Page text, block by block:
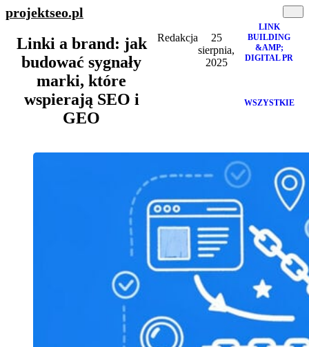
projektseo.pl
Linki a brand: jak
budować sygnały
marki, które
wspierają SEO i
GEO
Redakcja
25
sierpnia,
2025
LINK
BUILDING
&AMP;
DIGITAL PR
WSZYSTKIE